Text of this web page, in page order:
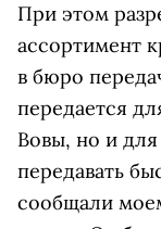
При этом
ассортимент
в бюро
передается
Вовы, но и
передавать
сообщали